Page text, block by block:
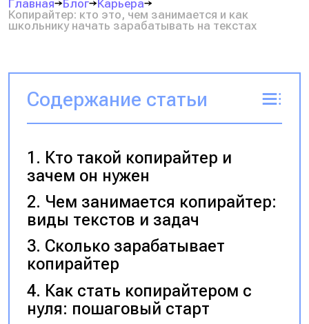
Главная Блог
Карьера
Копирайтер: кто это, чем занимается и как
школьнику начать зарабатывать на текстах
Содержание статьи
Кто такой копирайтер и
зачем он нужен
Чем занимается копирайтер:
виды текстов и задач
Сколько зарабатывает
копирайтер
Как стать копирайтером с
нуля: пошаговый старт